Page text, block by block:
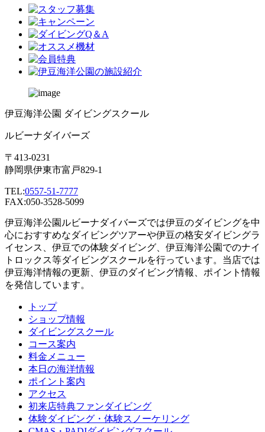
伊豆海洋公園 ダイビングスクール
ルビーナダイバーズ
〒413-0231
静岡県伊東市富戸829-1
TEL:0557-51-7777
FAX:050-3528-5099
伊豆海洋公園ルビーナダイバーズでは伊豆のダイビングを中
心におすすめなダイビングツアーや伊豆の格安ダイビングラ
イセンス、伊豆での体験ダイビング、伊豆海洋公園でのナイ
トロックス等ダイビングスクールを行っています。当店では
伊豆海洋情報の更新、伊豆のダイビング情報、ポイント情報
を発信しています。
トップ
ショップ情報
ダイビングスクール
コース案内
料金メニュー
本日の海洋情報
ポイント案内
アクセス
初来店特典ファンダイビング
体験ダイビング・体験スノーケリング